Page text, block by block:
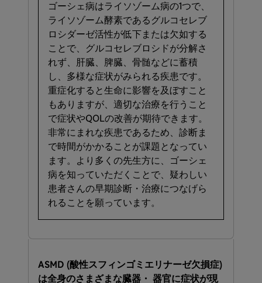
ゴーシェ病は​ライソゾーム病の​1つで、​
ライソゾーム酵素である​グルコセレブ
ロシダー​ゼ活性が​低下または​欠如する​
ことで、​グルコセレブロシドが​分解さ
れず、​肝臓、​脾臓、​骨髄などに​蓄積
し、​多様な​症状が​みられる​疾患です。​
重症化すると​生命に​影響を​及ぼすこと
もありますが、​適切な​治療を​行う​こと
で​症状や​QOLの​改善が​期待できます。​
非常に​まれな​疾患である​ため、​診断ま
で​時間が​かかる​ことが​課題と​なってい
ます。​より​多くの​先生方に、​ゴーシェ
病を​知っていただく​ことで、​疑わしい​
患者さんの​早期診断・治療に​つなげら
れる​ことを​願っています。
ASMD ​(酸性スフィンゴミエリナーゼ欠損症)
は​全身の​さまざまな​臓器・ 器官に​症状が​現